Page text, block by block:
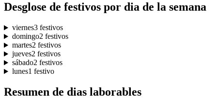
Desglose de festivos por dia de la semana
viernes3 festivos
domingo2 festivos
martes2 festivos
jueves2 festivos
sábado2 festivos
lunes1 festivo
Resumen de dias laborables